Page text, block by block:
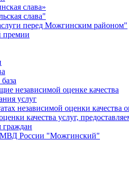
слава»
слава"
перед Можгинским районом"
премии
независимой оценке качества
услуг
независимой оценки качества
качества услуг,
России "Можгинский"